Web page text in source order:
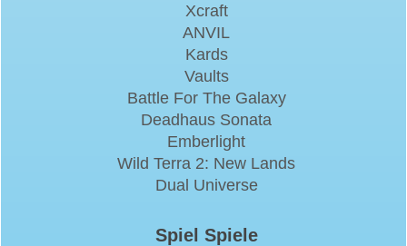
Xcraft
ANVIL
Kards
Vaults
Battle For The Galaxy
Deadhaus Sonata
Emberlight
Wild Terra 2: New Lands
Dual Universe
Spiel Spiele